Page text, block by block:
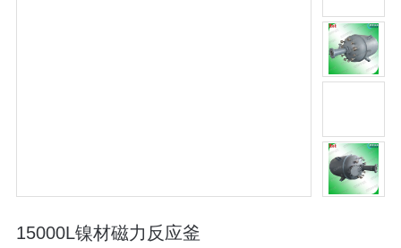
15000L镍材磁力反应釜